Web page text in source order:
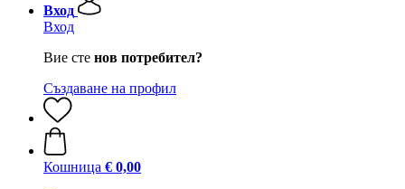
Вход
Вход
Вие сте нов потребител?
Създаване на профил
Кошница € 0,00